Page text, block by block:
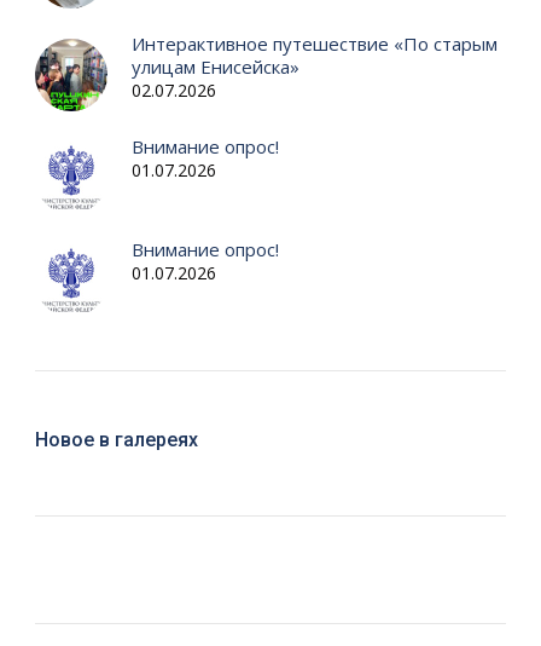
Интерактивное путешествие «По старым
улицам Енисейска»
02.07.2026
Внимание опрос!
01.07.2026
Внимание опрос!
01.07.2026
Новое в галереях